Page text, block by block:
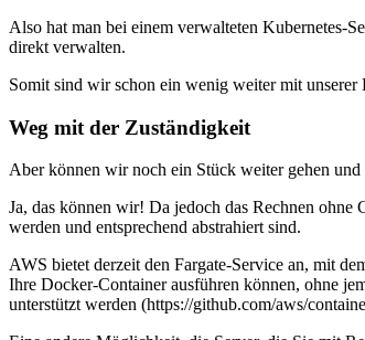
Also hat man bei einem verwalteten Kubernetes-
direkt verwalten.
Somit sind wir schon ein wenig weiter mit
Weg mit der Zuständigkeit
Aber können wir noch ein Stück weiter gehen
Ja, das können wir! Da jedoch das Rechnen ohne
werden und entsprechend abstrahiert sind.
AWS bietet derzeit den Fargate-Service an, mit
Ihre Docker-Container ausführen können, ohne
unterstützt werden (https://github.com/aws/